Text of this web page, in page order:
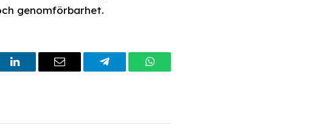
genomförbarhet.
LinkedInEmail TelegramWhatsApp